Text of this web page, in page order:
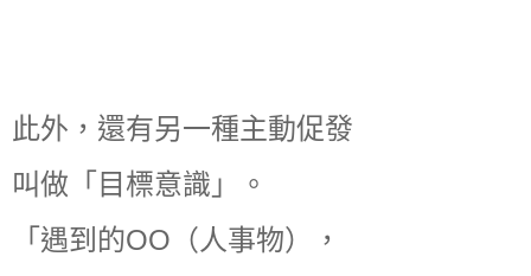
此外，還有另一種主動促發
叫做「目標意識」。
「遇到的OO（人事物），